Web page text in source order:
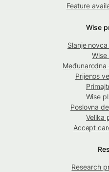
Feature
Wise
Slanje
Wise
Prijenos
Wise
Poslovna
Velika
Accept
Research